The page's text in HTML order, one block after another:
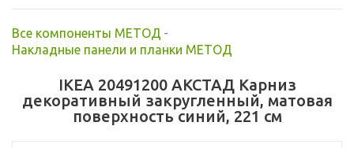
Все компоненты МЕТОД -
Накладные панели и планки МЕТОД
IKEA 20491200 АКСТАД Карниз
декоративный закругленный, матовая
поверхность синий, 221 см